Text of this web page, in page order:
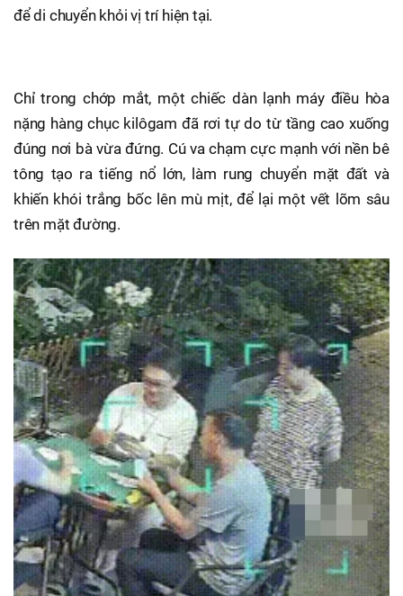
để di chuyển khỏi vị trí hiện tại.
Chỉ trong chớp mắt, một chiếc dàn lạnh máy điều hòa
nặng hàng chục kilôgam đã rơi tự do từ tầng cao xuống
đúng nơi bà vừa đứng. Cú va chạm cực mạnh với nền bê
tông tạo ra tiếng nổ lớn, làm rung chuyển mặt đất và
khiến khói trắng bốc lên mù mịt, để lại một vết lõm sâu
trên mặt đường.